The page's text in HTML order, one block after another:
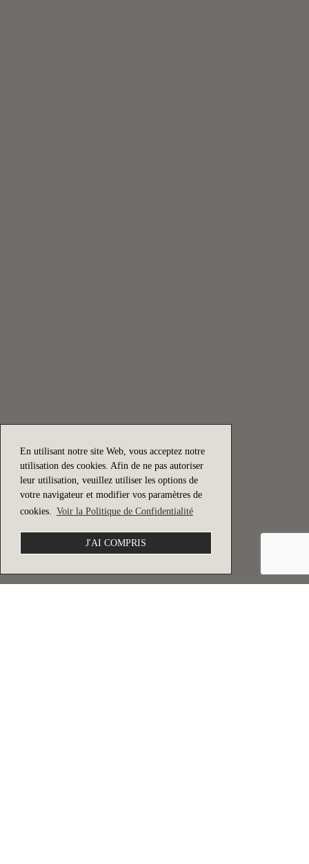
En utilisant notre site Web, vous acceptez notre
utilisation des cookies. Afin de ne pas autoriser
leur utilisation, veuillez utiliser les options de
votre navigateur et modifier vos paramètres de
cookies. Voir la Politique de Confidentialité
J'AI COMPRIS